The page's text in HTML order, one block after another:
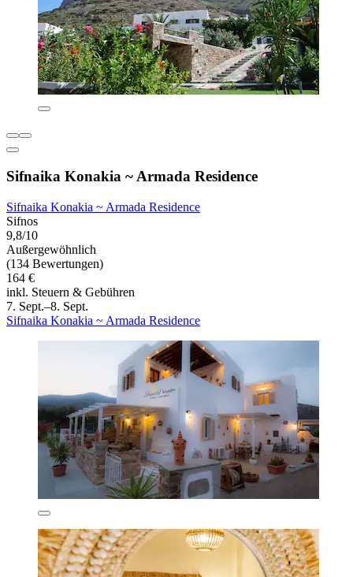
Sifnaika Konakia ~ Armada Residence
Sifnaika Konakia ~ Armada Residence
Sifnos
9,8/10
Außergewöhnlich
(134 Bewertungen)
164 €
inkl. Steuern & Gebühren
7. Sept.–8. Sept.
Sifnaika Konakia ~ Armada Residence